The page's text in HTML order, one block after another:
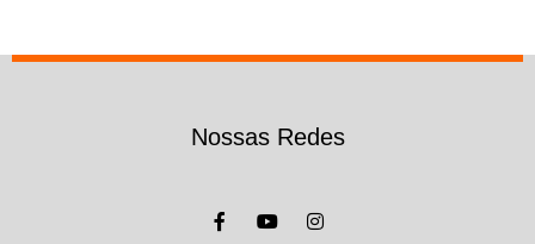
Nossas Redes